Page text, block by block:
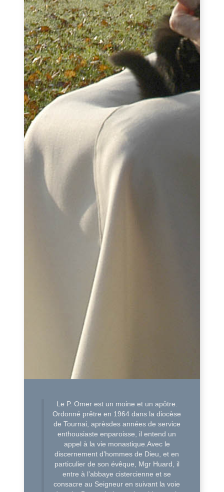
Le P. Omer est un moine et un apôtre.
Ordonné prêtre en 1964 dans la diocèse
de Tournai, aprèsdes années de service
enthousiaste enparoisse, il entend un
appel à la vie monastique.Avec le
discernement d’hommes de Dieu, et en
particulier de son évêque, Mgr Huard, il
entre à l’abbaye cistercienne et se
consacre au Seigneur en suivant la voie